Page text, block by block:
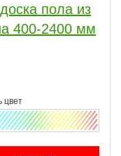
пола из
400-2400 мм